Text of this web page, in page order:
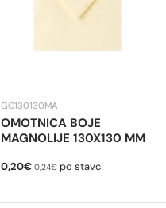
GC130130MA
OMOTNICA BOJE
MAGNOLIJE 130X130 MM
Cijena na sniženju
0,20€ Redovna cijena
0,24€po stavci